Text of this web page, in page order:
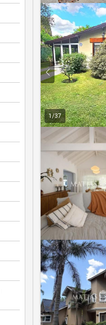
1/37